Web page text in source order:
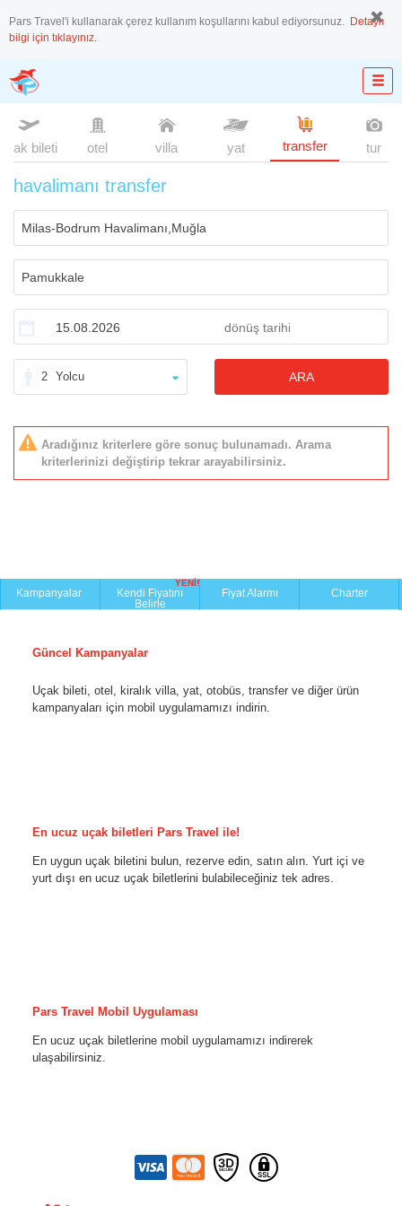
Pars Travel'i kullanarak çerez kullanım koşullarını kabul ediyorsunuz. Detaylı
bilgi için tıklayınız.
uçak bileti otel villa yat transfer tur
havalimanı transfer
2 Yolcu ARA
Aradığınız kriterlere göre sonuç bulunamadı. Arama
kriterlerinizi değiştirip tekrar arayabilirsiniz.
Kampanyalar
Kendi Fiyatını
Belirle
YENİ!
Fiyat Alarmı Charter
Güncel Kampanyalar
Uçak bileti, otel, kiralık villa, yat, otobüs, transfer ve diğer ürün
kampanyaları için mobil uygulamamızı indirin.
En ucuz uçak biletleri Pars Travel ile!
En uygun uçak biletini bulun, rezerve edin, satın alın. Yurt içi ve
yurt dışı en ucuz uçak biletlerini bulabileceğiniz tek adres.
Pars Travel Mobil Uygulaması
En ucuz uçak biletlerine mobil uygulamamızı indirerek
ulaşabilirsiniz.